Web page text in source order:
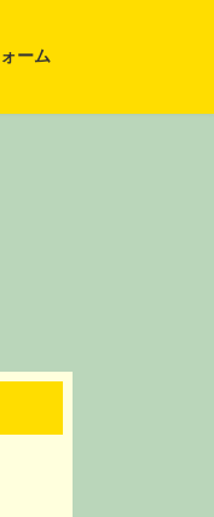
ーム